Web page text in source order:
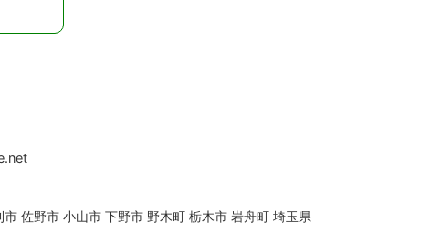
佐野市 小山市 下野市 野木町 栃木市 岩舟町 埼玉県